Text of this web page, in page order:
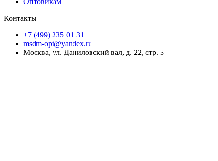
Оптовикам
Контакты
+7 (499) 235-01-31
msdm-opt@yandex.ru
Москва, ул. Даниловский вал, д. 22, стр. 3